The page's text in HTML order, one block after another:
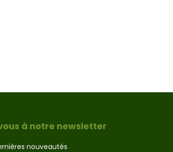
à notre newsletter
nouveautés